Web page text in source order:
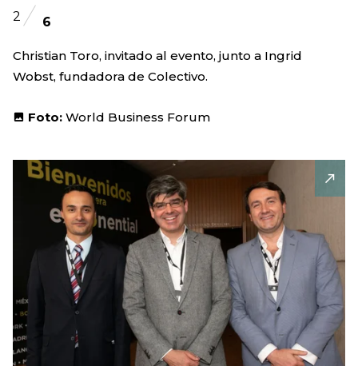
2 6
Christian Toro, invitado al evento, junto a Ingrid
Wobst, fundadora de Colectivo.
Foto: World Business Forum